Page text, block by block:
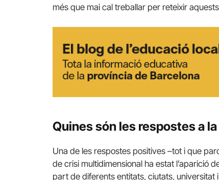
més que mai cal treballar per reteixir
Quines són les respostes a
Una de les respostes positives –tot i que
de crisi multidimensional ha estat l’aparició
part de diferents entitats, ciutats, universitat